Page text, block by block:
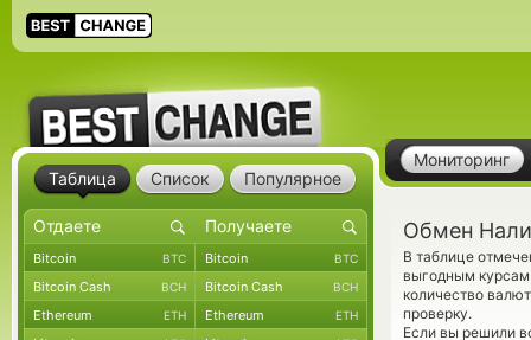
Мониторинг
Обмен
В таблице
выгодным курсам
количество
проверку.
Если вы решили
Таблица Список Популярное
Bitcoin BTC Bitcoin BTC
Bitcoin Cash BCH Bitcoin Cash BCH
Ethereum ETH Ethereum ETH